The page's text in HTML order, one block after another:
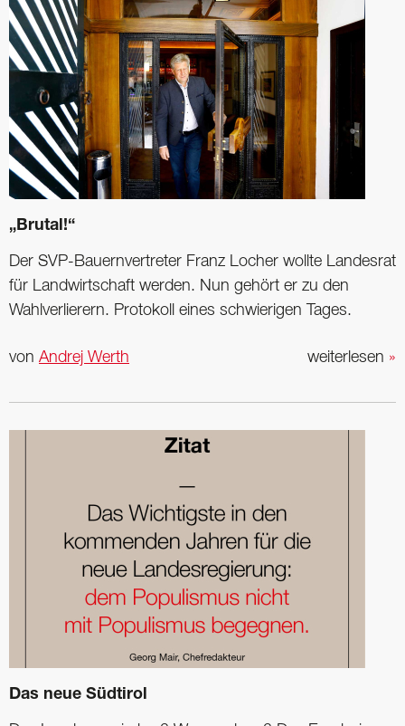
„Brutal!“
Der SVP-Bauernvertreter Franz Locher wollte Landesrat
für Landwirtschaft werden. Nun gehört er zu den
Wahlverlierern. Protokoll eines schwierigen Tages.
weiterlesen »
von Andrej Werth
Das neue Südtirol